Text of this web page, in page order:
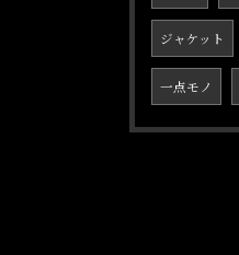
ジャケット
一点モノ